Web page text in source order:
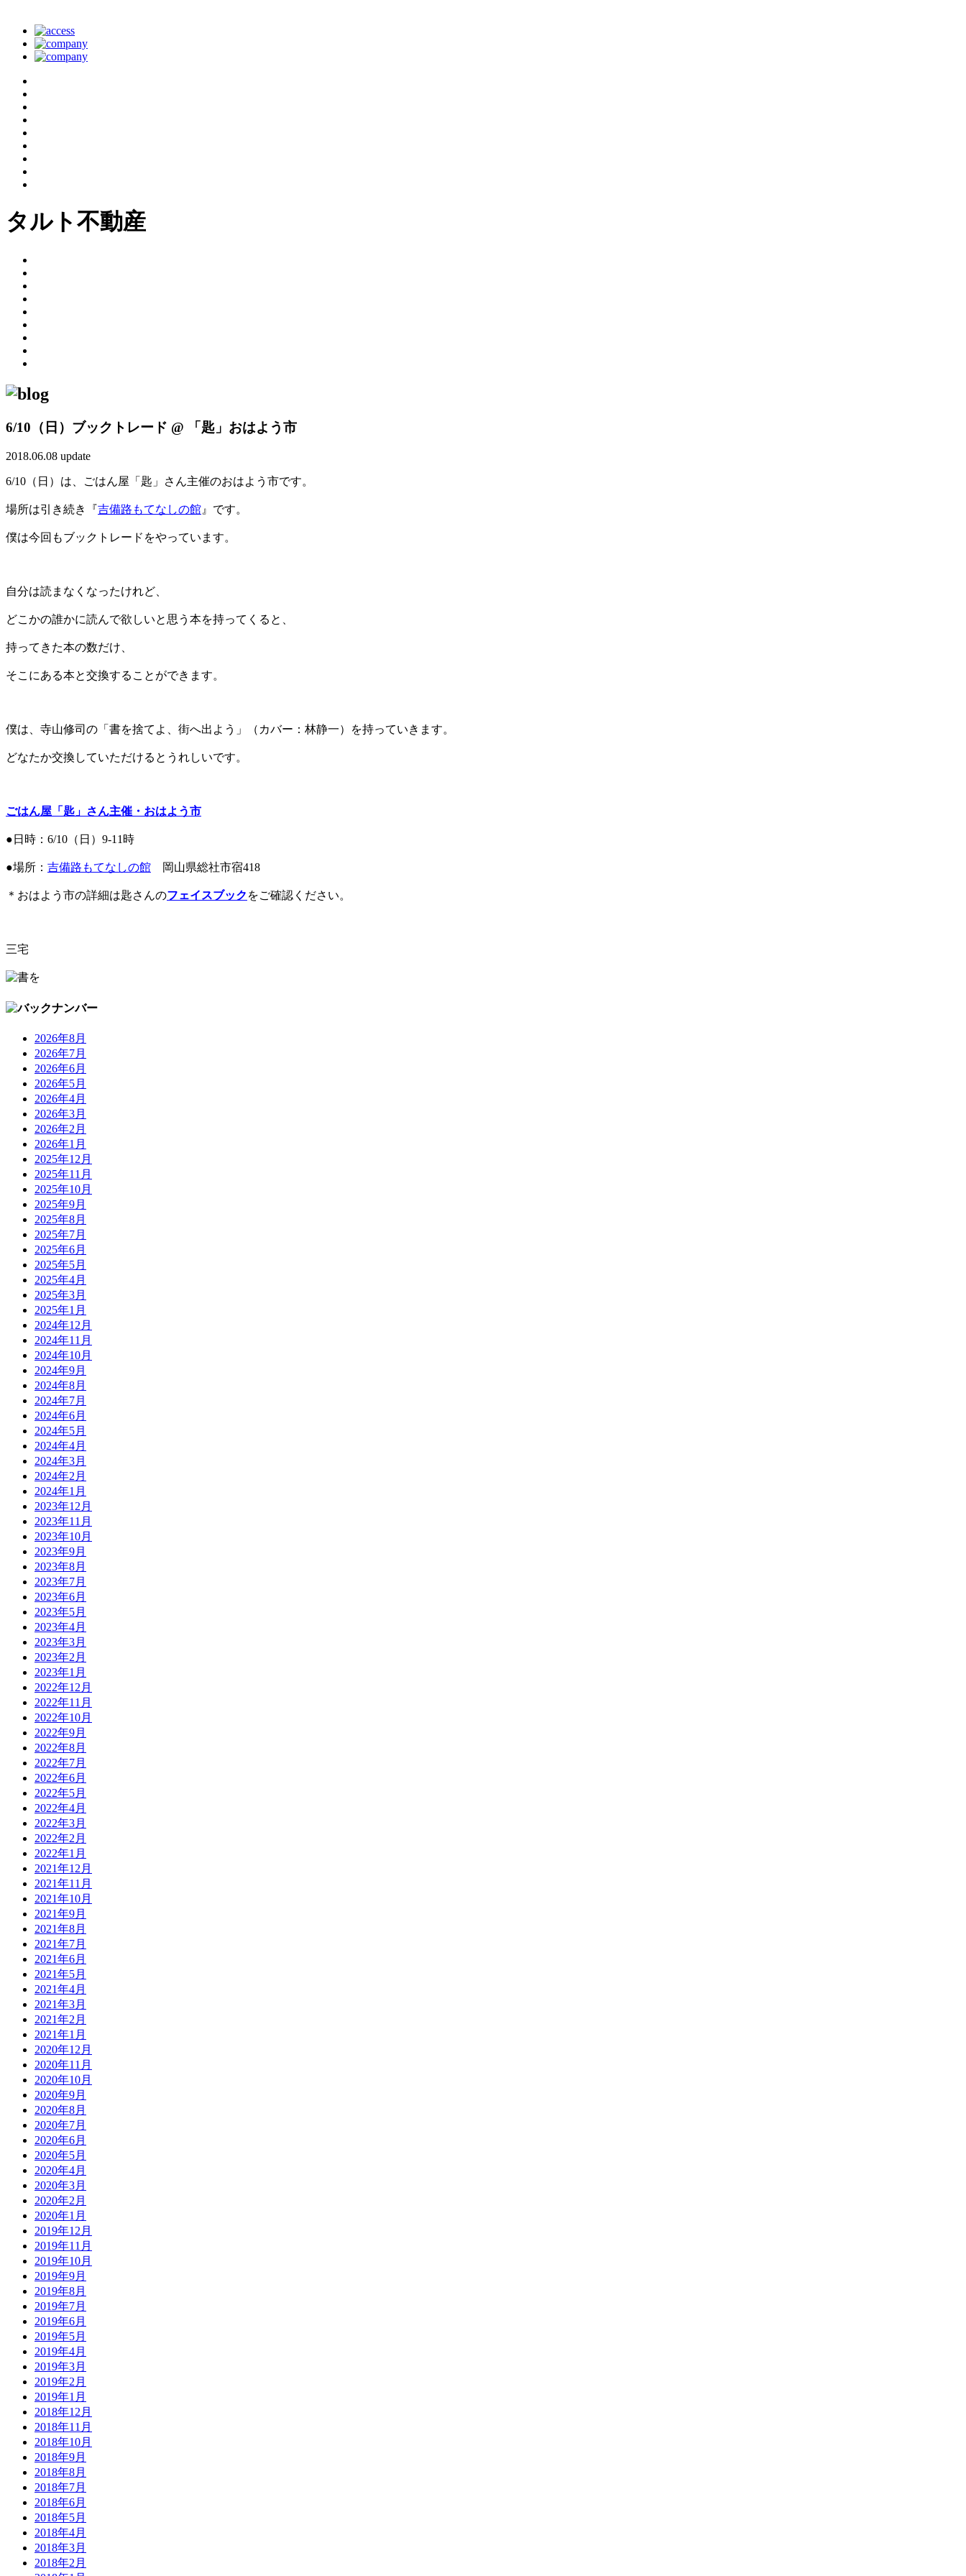
タルト不動産
6/10（日）ブックトレード @ 「匙」おはよう市
2018.06.08 update
6/10（日）は、ごはん屋「匙」さん主催のおはよう市です。
場所は引き続き『吉備路もてなしの館』です。
僕は今回もブックトレードをやっています。
自分は読まなくなったけれど、
どこかの誰かに読んで欲しいと思う本を持ってくると、
持ってきた本の数だけ、
そこにある本と交換することができます。
僕は、寺山修司の「書を捨てよ、街へ出よう」（カバー：林静一）を持っていきます。
どなたか交換していただけるとうれしいです。
ごはん屋「匙」さん主催・おはよう市
●日時：6/10（日）9-11時
●場所： 吉備路もてなしの館 岡山県総社市宿418
＊おはよう市の詳細は匙さんのフェイスブック をご確認ください。
三宅
2026年8月
2026年7月
2026年6月
2026年5月
2026年4月
2026年3月
2026年2月
2026年1月
2025年12月
2025年11月
2025年10月
2025年9月
2025年8月
2025年7月
2025年6月
2025年5月
2025年4月
2025年3月
2025年1月
2024年12月
2024年11月
2024年10月
2024年9月
2024年8月
2024年7月
2024年6月
2024年5月
2024年4月
2024年3月
2024年2月
2024年1月
2023年12月
2023年11月
2023年10月
2023年9月
2023年8月
2023年7月
2023年6月
2023年5月
2023年4月
2023年3月
2023年2月
2023年1月
2022年12月
2022年11月
2022年10月
2022年9月
2022年8月
2022年7月
2022年6月
2022年5月
2022年4月
2022年3月
2022年2月
2022年1月
2021年12月
2021年11月
2021年10月
2021年9月
2021年8月
2021年7月
2021年6月
2021年5月
2021年4月
2021年3月
2021年2月
2021年1月
2020年12月
2020年11月
2020年10月
2020年9月
2020年8月
2020年7月
2020年6月
2020年5月
2020年4月
2020年3月
2020年2月
2020年1月
2019年12月
2019年11月
2019年10月
2019年9月
2019年8月
2019年7月
2019年6月
2019年5月
2019年4月
2019年3月
2019年2月
2019年1月
2018年12月
2018年11月
2018年10月
2018年9月
2018年8月
2018年7月
2018年6月
2018年5月
2018年4月
2018年3月
2018年2月